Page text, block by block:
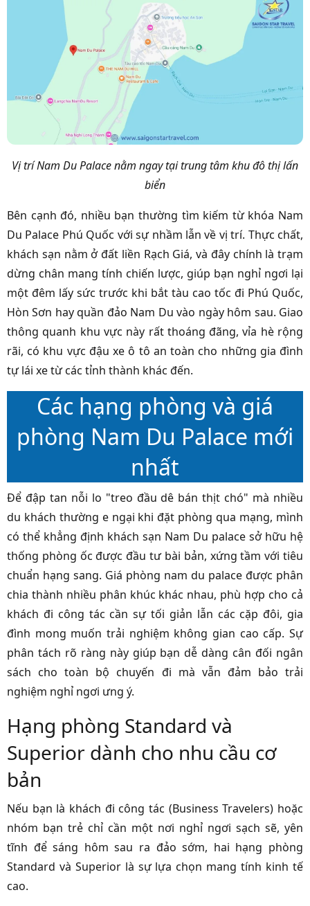
Vị trí Nam Du Palace nằm ngay tại trung tâm khu đô thị lấn
biển
Bên cạnh đó, nhiều bạn thường tìm kiếm từ khóa Nam
Du Palace Phú Quốc với sự nhầm lẫn về vị trí. Thực chất,
khách sạn nằm ở đất liền Rạch Giá, và đây chính là trạm
dừng chân mang tính chiến lược, giúp bạn nghỉ ngơi lại
một đêm lấy sức trước khi bắt tàu cao tốc đi Phú Quốc,
Hòn Sơn hay quần đảo Nam Du vào ngày hôm sau. Giao
thông quanh khu vực này rất thoáng đãng, vỉa hè rộng
rãi, có khu vực đậu xe ô tô an toàn cho những gia đình
tự lái xe từ các tỉnh thành khác đến.
Các hạng phòng và giá
phòng Nam Du Palace mới
nhất
Để đập tan nỗi lo "treo đầu dê bán thịt chó" mà nhiều
du khách thường e ngại khi đặt phòng qua mạng, mình
có thể khẳng định khách sạn Nam Du palace sở hữu hệ
thống phòng ốc được đầu tư bài bản, xứng tầm với tiêu
chuẩn hạng sang. Giá phòng nam du palace được phân
chia thành nhiều phân khúc khác nhau, phù hợp cho cả
khách đi công tác cần sự tối giản lẫn các cặp đôi, gia
đình mong muốn trải nghiệm không gian cao cấp. Sự
phân tách rõ ràng này giúp bạn dễ dàng cân đối ngân
sách cho toàn bộ chuyến đi mà vẫn đảm bảo trải
nghiệm nghỉ ngơi ưng ý.
Hạng phòng Standard và
Superior dành cho nhu cầu cơ
bản
Nếu bạn là khách đi công tác (Business Travelers) hoặc
nhóm bạn trẻ chỉ cần một nơi nghỉ ngơi sạch sẽ, yên
tĩnh để sáng hôm sau ra đảo sớm, hai hạng phòng
Standard và Superior là sự lựa chọn mang tính kinh tế
cao.